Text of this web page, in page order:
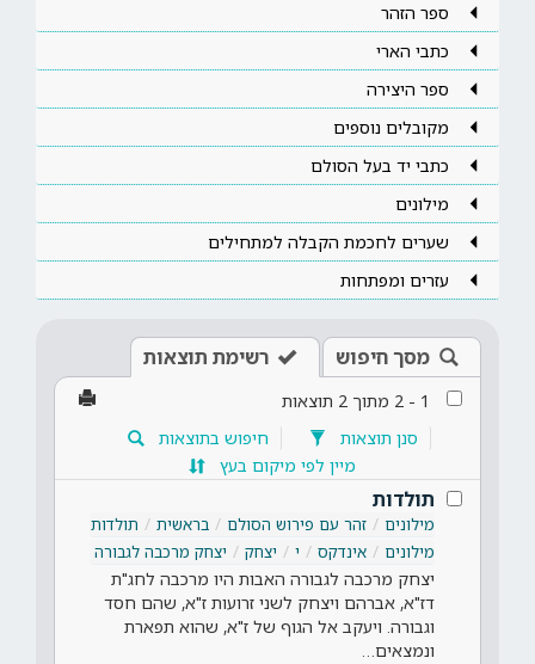
ספר הזהר
כתבי הארי
ספר היצירה
מקובלים נוספים
כתבי יד בעל הסולם
מילונים
שערים לחכמת הקבלה למתחילים
עזרים ומפתחות
מסך חיפוש רשימת תוצאות
1
-
2 מתוך 2 תוצאות
סנן תוצאות
חיפוש בתוצאות
מיין לפי מיקום בעץ
תולדות
מילונים זהר עם פירוש הסולם בראשית
תולדות
מילונים
אינדקס י יצחק יצחק מרכבה לגבורה
יצחק מרכבה לגבורה האבות היו מרכבה לחג"ת
דז"א, אברהם ויצחק לשני זרועות ז"א, שהם חסד
וגבורה. ויעקב אל הגוף של ז"א, שהוא תפארת
ונמצאים…